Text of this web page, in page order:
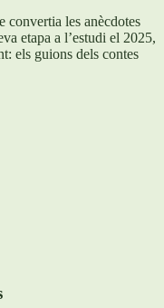
convertia les anècdotes
etapa a l’estudi el 2025,
els guions dels contes